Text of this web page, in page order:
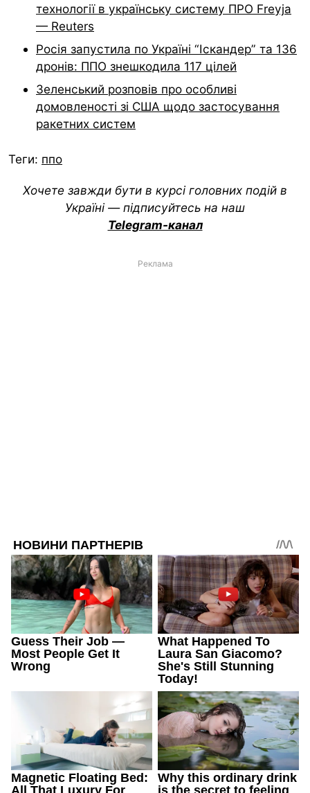
технології в українську систему ПРО Freyja
— Reuters
Росія запустила по Україні “Іскандер” та 136
дронів: ППО знешкодила 117 цілей
Зеленський розповів про особливі
домовленості зі США щодо застосування
ракетних систем
Теги: ппо
Хочете завжди бути в курсі головних подій в
Україні — підписуйтесь на наш
Telegram-канал
Реклама